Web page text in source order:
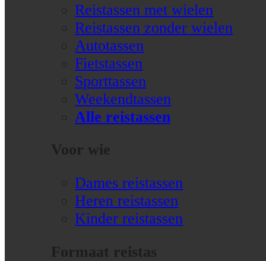
Reistassen met wielen
Reistassen zonder wielen
Autotassen
Fietstassen
Sporttassen
Weekendtassen
Alle reistassen
Voor wie
Dames reistassen
Heren reistassen
Kinder reistassen
Formaat reistas